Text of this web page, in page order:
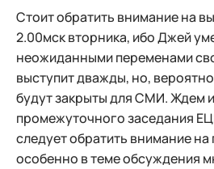
Стоит обратить внимание на
2.00мск вторника, ибо Джей
неожиданными переменами
выступит дважды, но,
будут закрыты для СМИ. Ждем
промежуточного заседания
следует обратить внимание
особенно в теме обсуждения